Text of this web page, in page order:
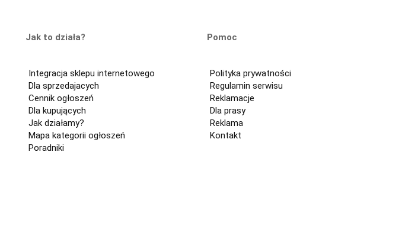
Jak to działa?
Integracja sklepu internetowego
Dla sprzedajacych
Cennik ogłoszeń
Dla kupujących
Jak działamy?
Mapa kategorii ogłoszeń
Poradniki
Pomoc
Polityka prywatności
Regulamin serwisu
Reklamacje
Dla prasy
Reklama
Kontakt